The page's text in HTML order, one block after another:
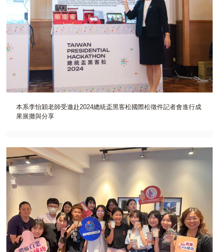
本系李怡穎老師受邀赴2024總統盃黑客松國際松徵件記者會進行成
果展攤與分享